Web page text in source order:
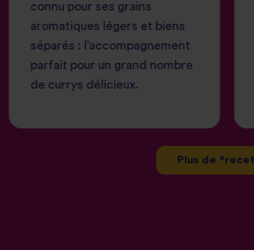
connu pour ses grains
aromatiques légers et biens
séparés : l’accompagnement
parfait pour un grand nombre
de currys délicieux.
Plus de